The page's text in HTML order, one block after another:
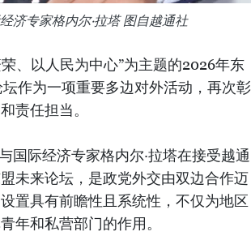
济专家格内尔·拉塔 图自越通社
、以人民为中心”为主题的2026年东
作为一项重要多边对外活动，再次彰
责任担当。
际经济专家格内尔·拉塔在接受越通
未来论坛，是政党外交由双边合作迈
置具有前瞻性且系统性，不仅为地区
年和私营部门的作用。